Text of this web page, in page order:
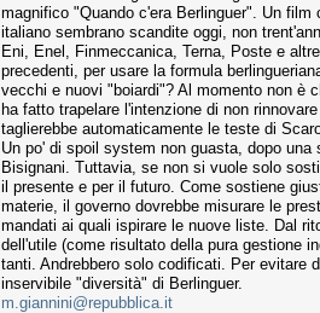
magnifico "Quando c'era Berlinguer". Un
italiano sembrano scandite oggi, non
Eni, Enel, Finmeccanica, Terna, Poste e
precedenti, per usare la formula
vecchi e nuovi "boiardi"? Al momento non è
ha fatto trapelare l'intenzione di non
taglierebbe automaticamente le teste di
Un po' di spoil system non guasta, dopo
Bisignani. Tuttavia, se non si vuole solo
il presente e per il futuro. Come sostiene
materie, il governo dovrebbe misurare le
mandati ai quali ispirare le nuove liste. Dal
dell'utile (come risultato della pura gestione
tanti. Andrebbero solo codificati. Per evitare
inservibile "diversità" di Berlinguer.
m.giannini@repubblica.it